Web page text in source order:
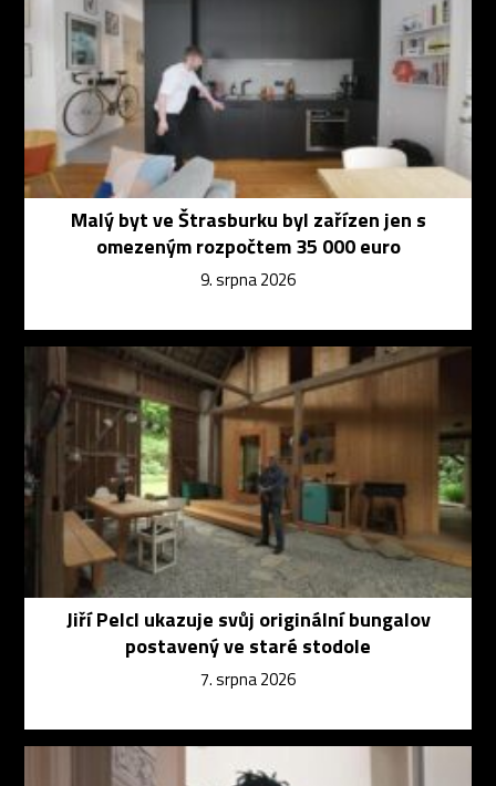
Malý byt ve Štrasburku byl zařízen jen s
omezeným rozpočtem 35 000 euro
9. srpna 2026
Jiří Pelcl ukazuje svůj originální bungalov
postavený ve staré stodole
7. srpna 2026